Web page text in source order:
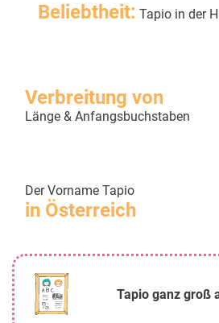
Beliebtheit: Tapio in der
Verbreitung von
Länge & Anfangsbuchstaben
Der Vorname Tapio
in Österreich
Tapio ganz groß